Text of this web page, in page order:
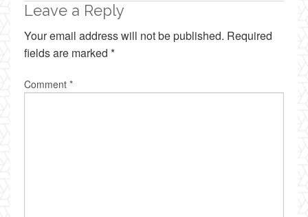
Leave a Reply
Your email address will not be published. Required
fields are marked *
Comment *